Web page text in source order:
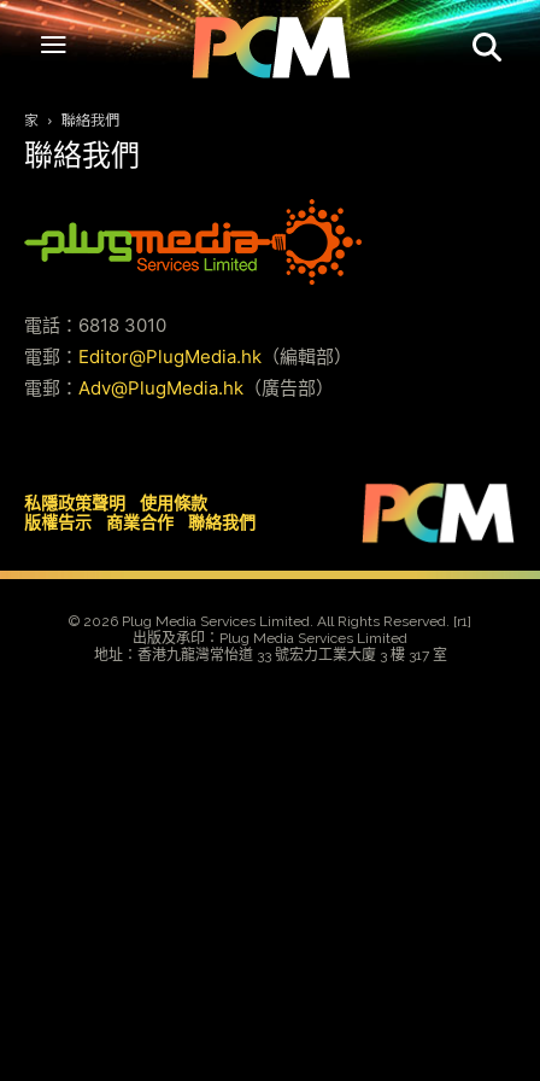
家 聯絡我們
聯絡我們
電話： 6818 3010
電郵： Editor@PlugMedia.hk （編輯部）
電郵： Adv@PlugMedia.hk （廣告部）
私隱政策聲明
使用條款
版權告示
商業合作 聯絡我們
© 2026 Plug Media Services Limited. All Rights Reserved. [r1]
出版及承印：Plug Media Services Limited
地址：香港九龍灣常怡道 33 號宏力工業大廈 3 樓 317 室